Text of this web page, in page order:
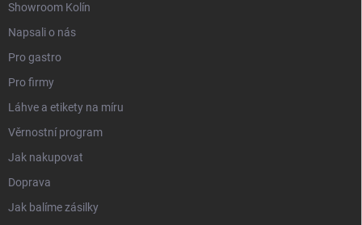
Showroom Kolín
Napsali o nás
Pro gastro
Pro firmy
Láhve a etikety na míru
Věrnostní program
Jak nakupovat
Doprava
Jak balíme zásilky